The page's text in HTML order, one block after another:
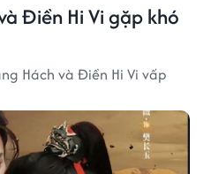
Điền Hi Vi gặp khó
Hách và Điền Hi Vi vấp